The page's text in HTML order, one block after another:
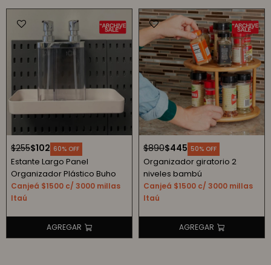
$102
$255 60
Estante Largo Panel
Organizador Plástico Buho
Canjeá $1500 c/ 3000 millas
Itaú
$445
$890 50
Organizador giratorio 2
niveles bambú
Canjeá $1500 c/ 3000 millas
Itaú